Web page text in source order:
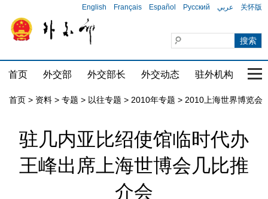
English Français Español Русский عربي 关怀版
首页 外交部 外交部长 外交动态 驻外机构 国
首页 > 资料 > 专题 > 以往专题 > 2010年专题 > 2010上海世界博览会
驻几内亚比绍使馆临时代办
王峰出席上海世博会几比推
介会